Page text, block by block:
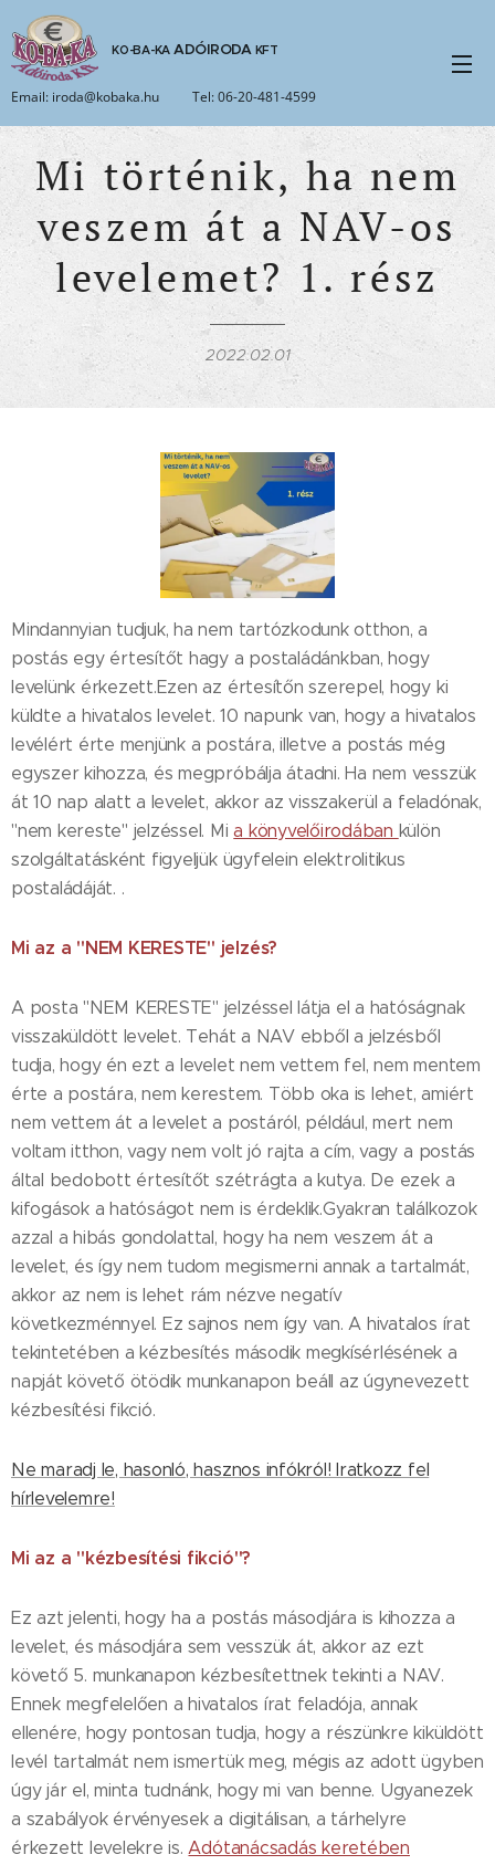
KO-BA-KA ADÓIRODA KFT
Email: iroda@kobaka.hu Tel: 06-20-481-4599
Mi történik, ha nem
veszem át a NAV-os
levelemet? 1. rész
2022.02.01
Mindannyian tudjuk, ha nem tartózkodunk otthon, a
postás egy értesítőt hagy a postaládánkban, hogy
levelünk érkezett.Ezen az értesítőn szerepel, hogy ki
küldte a hivatalos levelet. 10 napunk van, hogy a hivatalos
levélért érte menjünk a postára, illetve a postás még
egyszer kihozza, és megpróbálja átadni. Ha nem vesszük
át 10 nap alatt a levelet, akkor az visszakerül a feladónak,
"nem kereste" jelzéssel. Mia könyvelőirodában külön
szolgáltatásként figyeljük ügyfelein elektrolitikus
postaládáját. .
Mi az a "NEM KERESTE" jelzés?
A posta "NEM KERESTE" jelzéssel látja el a hatóságnak
visszaküldött levelet. Tehát a NAV ebből a jelzésből
tudja, hogy én ezt a levelet nem vettem fel, nem mentem
érte a postára, nem kerestem. Több oka is lehet, amiért
nem vettem át a levelet a postáról, például, mert nem
voltam itthon, vagy nem volt jó rajta a cím, vagy a postás
által bedobott értesítőt szétrágta a kutya. De ezek a
kifogások a hatóságot nem is érdeklik.Gyakran találkozok
azzal a hibás gondolattal, hogy ha nem veszem át a
levelet, és így nem tudom megismerni annak a tartalmát,
akkor az nem is lehet rám nézve negatív
következménnyel. Ez sajnos nem így van. A hivatalos írat
tekintetében a kézbesítés második megkísérlésének a
napját követő ötödik munkanapon beáll az úgynevezett
kézbesítési fikció.
Ne maradj le, hasonló, hasznos infókról! Iratkozz fel
hírlevelemre!
Mi az a "kézbesítési fikció"?
Ez azt jelenti, hogy ha a postás másodjára is kihozza a
levelet, és másodjára sem vesszük át, akkor az ezt
követő 5. munkanapon kézbesítettnek tekinti a NAV.
Ennek megfelelően a hivatalos írat feladója, annak
ellenére, hogy pontosan tudja, hogy a részünkre kiküldött
levél tartalmát nem ismertük meg, mégis az adott ügyben
úgy jár el, minta tudnánk, hogy mi van benne. Ugyanezek
a szabályok érvényesek a digitálisan, a tárhelyre
érkezett levelekre is.Adótanácsadás keretében